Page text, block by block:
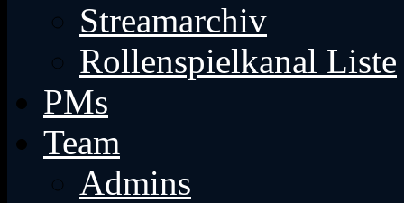
Streamarchiv
Rollenspielkanal Liste
PMs
Team
Admins